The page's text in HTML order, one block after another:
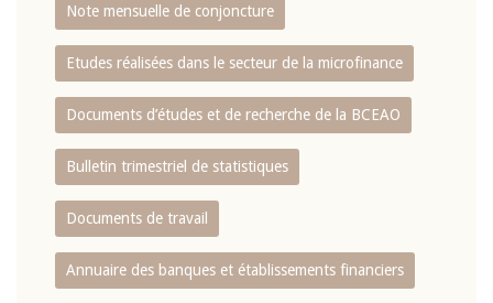
Note mensuelle de conjoncture
Etudes réalisées dans le secteur de la microfinance
Documents d’études et de recherche de la BCEAO
Bulletin trimestriel de statistiques
Documents de travail
Annuaire des banques et établissements financiers